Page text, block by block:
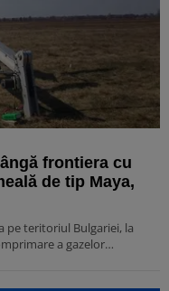
frontiera cu
de tip Maya,
pe teritoriul Bulgariei, la
a gazelor…